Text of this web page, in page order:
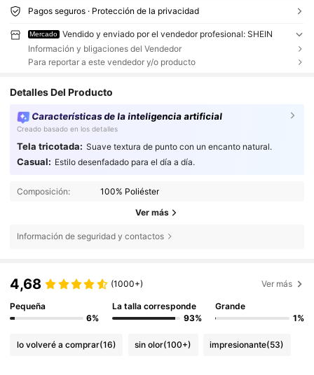
Pagos seguros · Protección de la privacidad
Mercado
Vendido y enviado por el vendedor profesional: SHEIN
Información y bligaciones del Vendedor
Para reportar a este vendedor y/o producto
Detalles Del Producto
Características de la inteligencia artificial
Creado basado en los detalles
Tela tricotada: Suave textura de punto con un encanto natural.
Casual: Estilo desenfadado para el día a día.
Composición: 100% Poliéster
Ver más
Información de seguridad y contactos
4,68 (1000+) Ver más
Pequeña
6%
La talla corresponde
93%
Grande
1%
lo volveré a comprar(16) sin olor(100+) impresionante(53)